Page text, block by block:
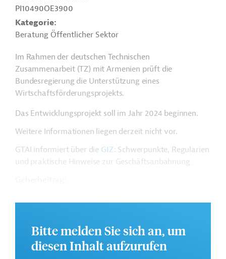
PI10490OE3900
Kategorie
Beratung Öffentlicher Sektor
Im Rahmen der deutschen Technischen
Zusammenarbeit (TZ) mit Armenien prüft die
Bundesregierung die Unterstützung eines
Wirtschaftsförderungsprojekts.
Das Entwicklungsprojekt soll im Jahr 2024 beginnen.
Weitere Informationen liegen derzeit nicht vor.
GTAI informiert über die GIZ: Schwerpunkte, Regularien
und praktische Hinweise zur Geschäftsanbahnung.
Kontaktadresse
Bitte melden Sie sich an, um
diesen Inhalt aufzurufen